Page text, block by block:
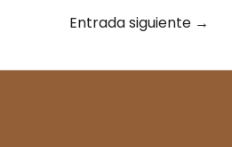
Entrada siguiente →